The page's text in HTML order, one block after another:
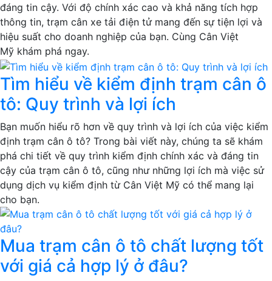
đáng tin cậy. Với độ chính xác cao và khả năng tích hợp
thông tin, trạm cân xe tải điện tử mang đến sự tiện lợi và
hiệu suất cho doanh nghiệp của bạn. Cùng Cân Việt
Mỹ khám phá ngay.
Tìm hiểu về kiểm định trạm cân ô
tô: Quy trình và lợi ích
Bạn muốn hiểu rõ hơn về quy trình và lợi ích của việc kiểm
định trạm cân ô tô? Trong bài viết này, chúng ta sẽ khám
phá chi tiết về quy trình kiểm định chính xác và đáng tin
cậy của trạm cân ô tô, cũng như những lợi ích mà việc sử
dụng dịch vụ kiểm định từ Cân Việt Mỹ có thể mang lại
cho bạn.
Mua trạm cân ô tô chất lượng tốt
với giá cả hợp lý ở đâu?